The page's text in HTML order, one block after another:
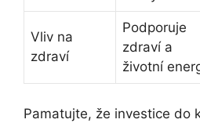
Vliv na
zdraví
Podporuje
zdraví a
životní
Pamatujte, že investice do